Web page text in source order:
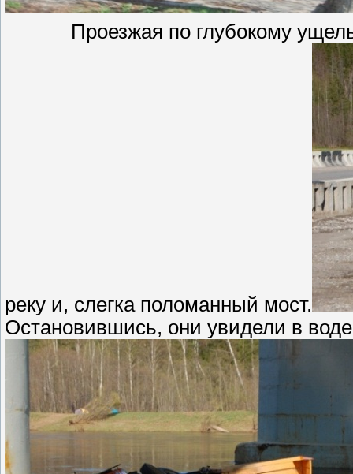
Проезжая по глубокому
реку и, слегка поломанный мост.
Остановившись, они увидели в